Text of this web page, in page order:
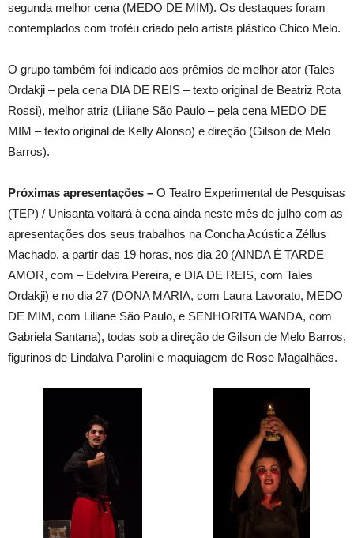
segunda melhor cena (MEDO DE MIM). Os destaques foram
contemplados com troféu criado pelo artista plástico Chico Melo.
O grupo também foi indicado aos prêmios de melhor ator (Tales
Ordakji – pela cena DIA DE REIS – texto original de Beatriz Rota
Rossi), melhor atriz (Liliane São Paulo – pela cena MEDO DE
MIM – texto original de Kelly Alonso) e direção (Gilson de Melo
Barros).
Próximas apresentações – O Teatro Experimental de Pesquisas
(TEP) / Unisanta voltará à cena ainda neste mês de julho com as
apresentações dos seus trabalhos na Concha Acústica Zéllus
Machado, a partir das 19 horas, nos dia 20 (AINDA É TARDE
AMOR, com – Edelvira Pereira, e DIA DE REIS, com Tales
Ordakji) e no dia 27 (DONA MARIA, com Laura Lavorato, MEDO
DE MIM, com Liliane São Paulo, e SENHORITA WANDA, com
Gabriela Santana), todas sob a direção de Gilson de Melo Barros,
figurinos de Lindalva Parolini e maquiagem de Rose Magalhães.